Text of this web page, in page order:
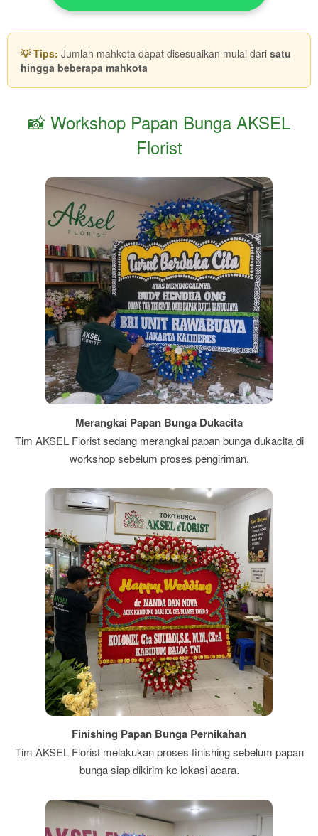
💡 Tips: Jumlah mahkota dapat disesuaikan mulai dari satu
hingga beberapa mahkota
📸 Workshop Papan Bunga AKSEL
Florist
Merangkai Papan Bunga Dukacita
Tim AKSEL Florist sedang merangkai papan bunga dukacita di
workshop sebelum proses pengiriman.
Finishing Papan Bunga Pernikahan
Tim AKSEL Florist melakukan proses finishing sebelum papan
bunga siap dikirim ke lokasi acara.